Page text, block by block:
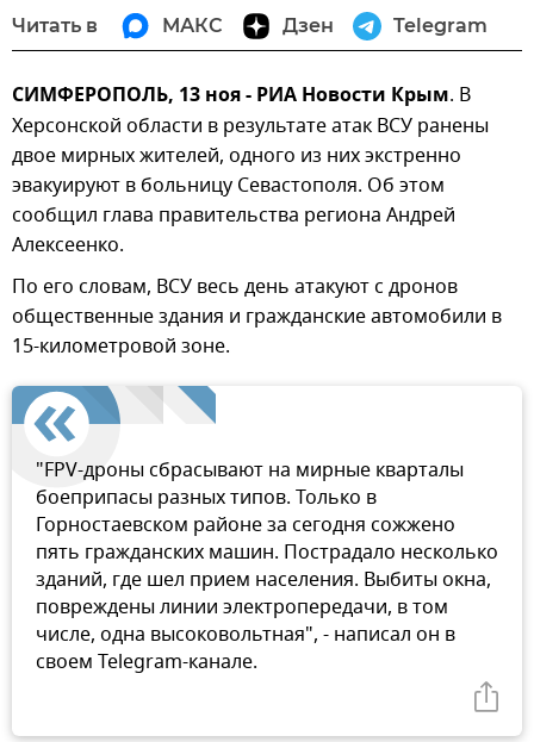
Читать в МАКС Дзен Telegram
СИМФЕРОПОЛЬ, 13 ноя - РИА Новости Крым. В
Херсонской области в результате атак ВСУ ранены
двое мирных жителей, одного из них экстренно
эвакуируют в больницу Севастополя. Об этом
сообщил глава правительства региона Андрей
Алексеенко.
По его словам, ВСУ весь день атакуют с дронов
общественные здания и гражданские автомобили в
15-километровой зоне.
"FPV-дроны сбрасывают на мирные кварталы
боеприпасы разных типов. Только в
Горностаевском районе за сегодня сожжено
пять гражданских машин. Пострадало несколько
зданий, где шел прием населения. Выбиты окна,
повреждены линии электропередачи, в том
числе, одна высоковольтная", - написал он в
своем Telegram-канале.